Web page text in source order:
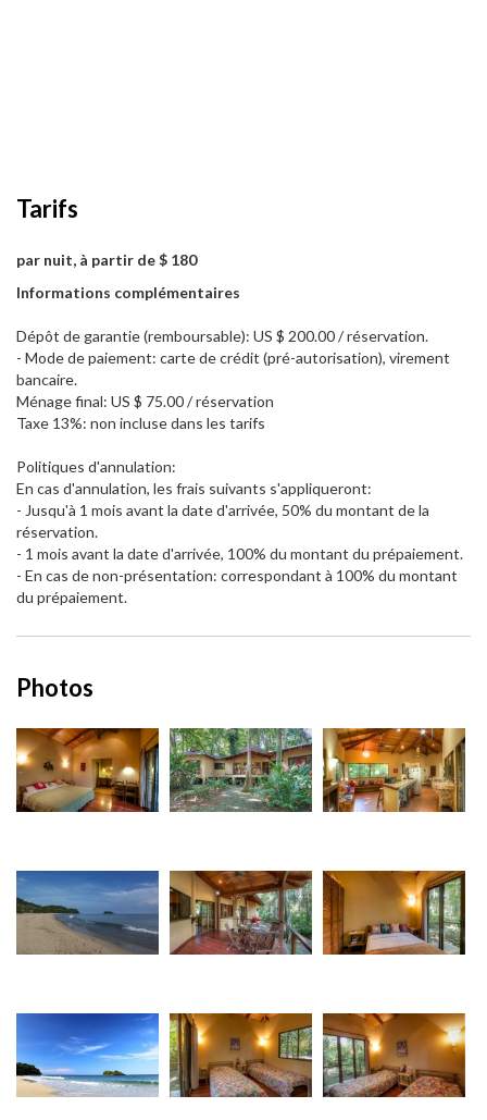
Tarifs
par nuit, à partir de $ 180
Informations complémentaires
Dépôt de garantie (remboursable): US $ 200.00 / réservation.
- Mode de paiement: carte de crédit (pré-autorisation), virement
bancaire.
Ménage final: US $ 75.00 / réservation
Taxe 13%: non incluse dans les tarifs
Politiques d'annulation:
En cas d'annulation, les frais suivants s'appliqueront:
- Jusqu'à 1 mois avant la date d'arrivée, 50% du montant de la
réservation.
- 1 mois avant la date d'arrivée, 100% du montant du prépaiement.
- En cas de non-présentation: correspondant à 100% du montant
du prépaiement.
Photos